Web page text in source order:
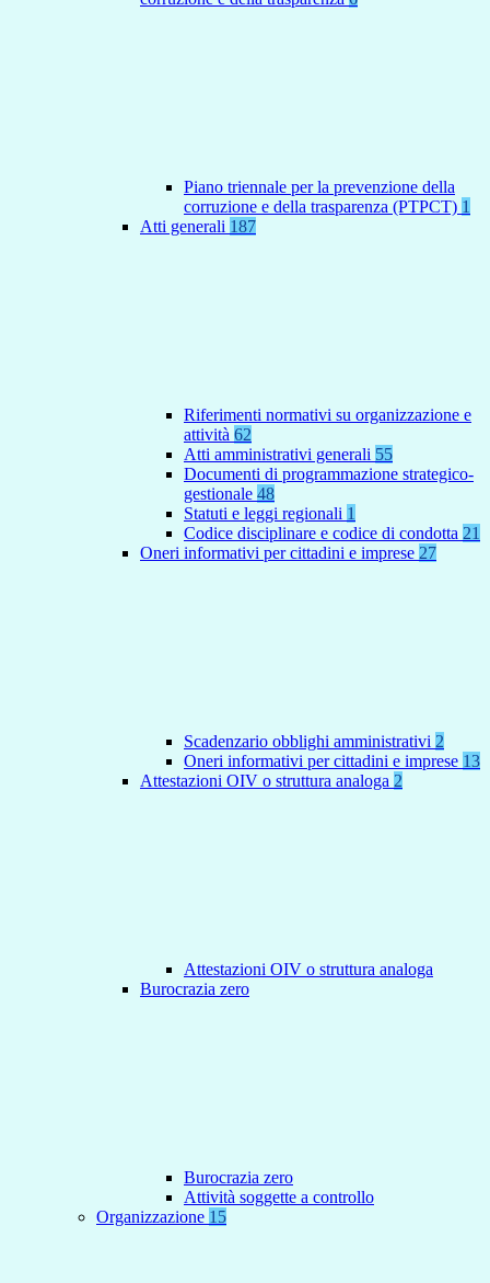
Piano triennale per la prevenzione della
corruzione e della trasparenza (PTPCT) 1
Atti generali 187
Riferimenti normativi su organizzazione e
attività 62
Atti amministrativi generali 55
Documenti di programmazione strategico-
gestionale 48
Statuti e leggi regionali 1
Codice disciplinare e codice di condotta 21
Oneri informativi per cittadini e imprese 27
Scadenzario obblighi amministrativi 2
Oneri informativi per cittadini e imprese 13
Attestazioni OIV o struttura analoga 2
Attestazioni OIV o struttura analoga
Burocrazia zero
Burocrazia zero
Attività soggette a controllo
Organizzazione 15